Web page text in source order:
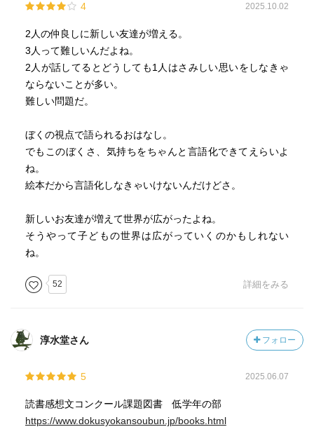
4 2025.10.02
2人の仲良しに新しい友達が増える。
3人って難しいんだよね。
2人が話してるとどうしても1人はさみしい思いをしなきゃ
ならないことが多い。
難しい問題だ。
ぼくの視点で語られるおはなし。
でもこのぼくさ、気持ちをちゃんと言語化できてえらいよ
ね。
絵本だから言語化しなきゃいけないんだけどさ。
新しいお友達が増えて世界が広がったよね。
そうやって子どもの世界は広がっていくのかもしれない
ね。
52 詳細をみる
淳水堂さん フォロー
5 2025.06.07
読書感想文コンクール課題図書 低学年の部
https://www.dokusyokansoubun.jp/books.html